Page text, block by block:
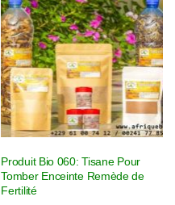
Produit Bio 060: Tisane Pour
Tomber Enceinte Remède de
Fertilité